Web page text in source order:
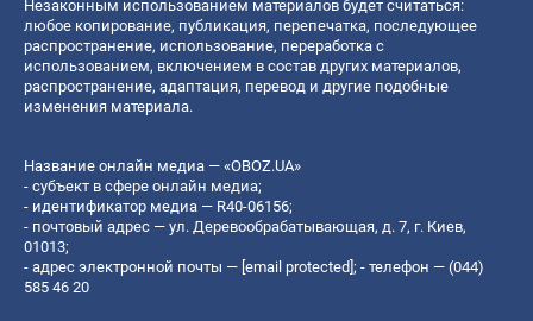
Незаконным использованием материалов будет считаться:
любое копирование, публикация, перепечатка, последующее
распространение, использование, переработка с
использованием, включением в состав других материалов,
распространение, адаптация, перевод и другие подобные
изменения материала.
Название онлайн медиа — «OBOZ.UA»
- субъект в сфере онлайн медиа;
- идентификатор медиа — R40-06156;
- почтовый адрес — ул. Деревообрабатывающая, д. 7, г. Киев,
01013;
- адрес электронной почты — [email protected]; - телефон — (044)
585 46 20